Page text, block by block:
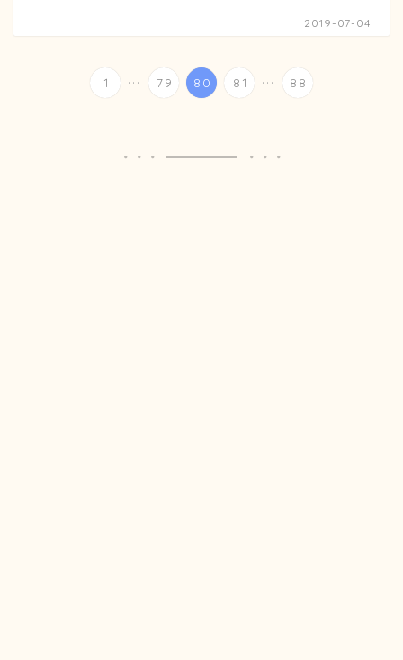
2019-07-04
1 ... 79 80 81 ... 88